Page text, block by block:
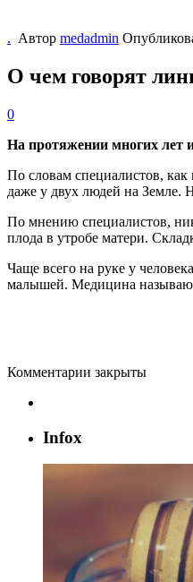
. Автор medadmin
О чем говорят
0
На протяжении многих лет
По словам специалистов,
даже у двух людей на Земле.
По мнению специалистов,
плода в утробе матери.
Чаще всего на руке у
малышей. Медицина
Комментарии закрыты
Infox